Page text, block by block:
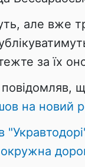
але вже
за їх
на новий